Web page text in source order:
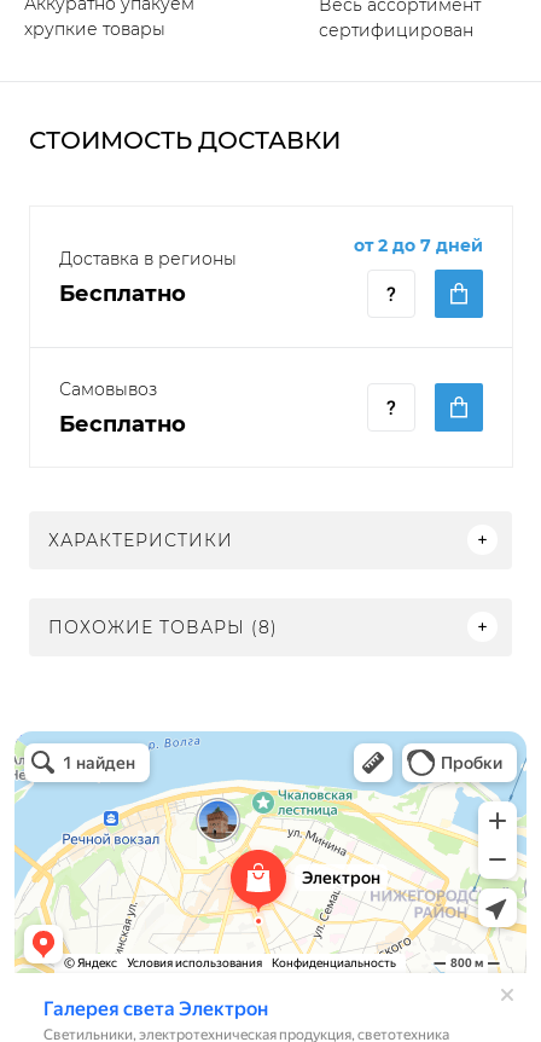
хрупкие товары
сертифицирован
СТОИМОСТЬ ДОСТАВКИ
Доставка в регионы
Бесплатно
от 2 до 7 дней
Самовывоз
Бесплатно
ХАРАКТЕРИСТИКИ
ПОХОЖИЕ ТОВАРЫ (8)
Электрон
Светильники в Нижнем Новгороде
Электротехническая продукция в Нижнем Новгороде